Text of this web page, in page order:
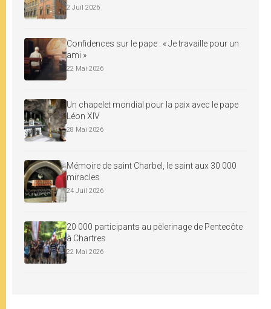
2 Juil 2026
Confidences sur le pape : « Je travaille pour un
ami »
22 Mai 2026
Un chapelet mondial pour la paix avec le pape
Léon XIV
28 Mai 2026
Mémoire de saint Charbel, le saint aux 30 000
miracles
24 Juil 2026
20 000 participants au pèlerinage de Pentecôte
à Chartres
22 Mai 2026